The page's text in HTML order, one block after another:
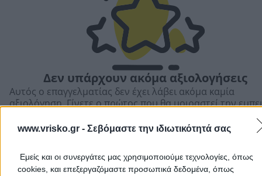
www.vrisko.gr - Σεβόμαστε την ιδιωτικότητά σας
Εμείς και οι συνεργάτες μας χρησιμοποιούμε τεχνολογίες, όπως
cookies, και επεξεργαζόμαστε προσωπικά δεδομένα, όπως
Αποδέχομαι τουςΌρους Χρήσηςκαι τηνΠολιτική Προστασίας
Προσωπικών Δεδομένων
Δεν υπάρχουν ακόμα αξιολογήσεις
Αυτός ο επαγγελματίας δεν έχει λάβει ακόμα καμία
αξιολόγηση. Γίνετε ο πρώτος που θα μοιραστεί την
επιλογή!